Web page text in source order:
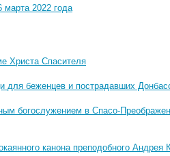
марта 2022 года
Христа Спасителя
для беженцев и пострадавших
богослужением в Спасо-
канона преподобного Андрея